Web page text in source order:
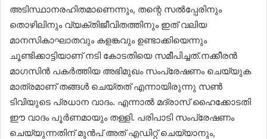
അടിസ്ഥാനരഹിതമാണെന്നും, തന്റെ സൽപ്പേരിനും
തൊഴിലിനും വ്യക്തിജീവിതത്തിനും ഇത് വലിയ
മാനസികാഘാതവും കളങ്കവും ഉണ്ടാക്കിയെന്നും
ചൂണ്ടിക്കാട്ടിയാണ് നടി കോടതിയെ സമീപിച്ചത്.നക്കീരൻ
മാഗസിൻ പകർത്തിയ അഭിമുഖം സംപ്രേഷണം ചെയ്യുക
മാത്രമാണ് തങ്ങൾ ചെയ്തത് എന്നായിരുന്നു സൺ
ടിവിയുടെ പ്രധാന വാദം. എന്നാൽ മദ്രാസ് ഹൈക്കോടതി
ഈ വാദം പൂർണമായും തള്ളി. പരിപാടി സംപ്രേഷണം
ചെയ്യുന്നതിന് മുൻപ് അത് എഡിറ്റ് ചെയ്യാനും,